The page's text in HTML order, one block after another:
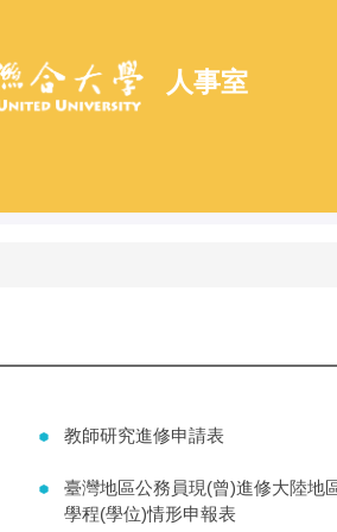
人事室
教師研究進修申請表
臺灣地區公務員現(曾)進修大陸地
學程(學位)情形申報表